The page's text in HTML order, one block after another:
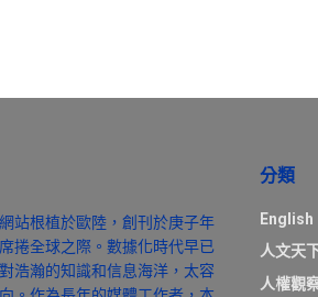
站根植於歐陸，創刊於庚子年
捲全球之際。數據化時代早已
浩瀚的知識和信息海洋，太容
分類
English
人文天
人權觀